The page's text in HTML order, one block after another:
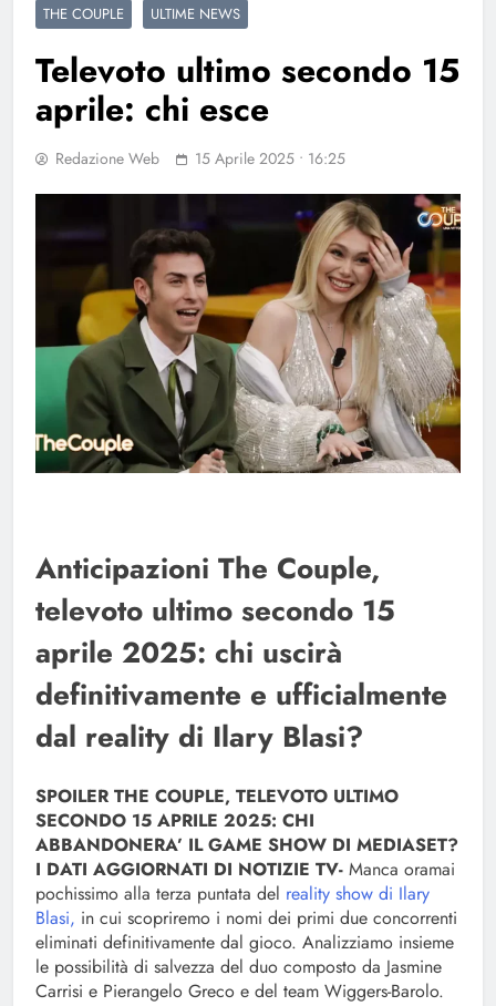
THE COUPLE ULTIME NEWS
Televoto ultimo secondo 15
aprile: chi esce
Redazione Web 15 Aprile 2025 • 16:25
Anticipazioni The Couple,
televoto ultimo secondo 15
aprile 2025: chi uscirà
definitivamente e ufficialmente
dal reality di Ilary Blasi?
SPOILER THE COUPLE, TELEVOTO ULTIMO
SECONDO 15 APRILE 2025: CHI
ABBANDONERA’ IL GAME SHOW DI MEDIASET?
I DATI AGGIORNATI DI NOTIZIE TV- Manca oramai
pochissimo alla terza puntata del reality show di Ilary
Blasi, in cui scopriremo i nomi dei primi due concorrenti
eliminati definitivamente dal gioco. Analizziamo insieme
le possibilità di salvezza del duo composto da Jasmine
Carrisi e Pierangelo Greco e del team Wiggers-Barolo.